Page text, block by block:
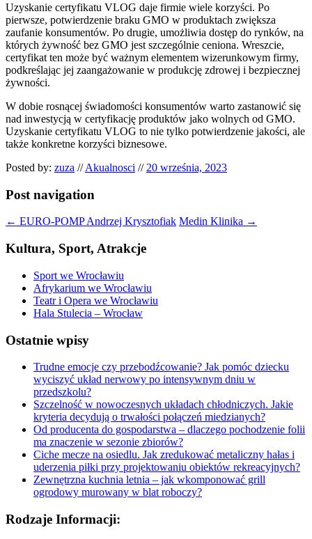
Uzyskanie certyfikatu VLOG daje firmie wiele korzyści. Po
pierwsze, potwierdzenie braku GMO w produktach zwiększa
zaufanie konsumentów. Po drugie, umożliwia dostęp do rynków, na
których żywność bez GMO jest szczególnie ceniona. Wreszcie,
certyfikat ten może być ważnym elementem wizerunkowym firmy,
podkreślając jej zaangażowanie w produkcję zdrowej i bezpiecznej
żywności.
W dobie rosnącej świadomości konsumentów warto zastanowić się
nad inwestycją w certyfikację produktów jako wolnych od GMO.
Uzyskanie certyfikatu VLOG to nie tylko potwierdzenie jakości, ale
także konkretne korzyści biznesowe.
Posted by: zuza // Akualnosci // 20 września, 2023
Post navigation
← EURO-POMP Andrzej Krysztofiak Medin Klinika →
Kultura, Sport, Atrakcje
Sport we Wrocławiu
Afrykarium we Wrocławiu
Teatr i Opera we Wrocławiu
Hala Stulecia – Wrocław
Ostatnie wpisy
Trudne emocje czy przebodźcowanie? Jak pomóc dziecku
wyciszyć układ nerwowy po intensywnym dniu w
przedszkolu?
Szczelność w nowoczesnych układach chłodniczych. Jakie
kryteria decydują o trwałości połączeń miedzianych?
Od producenta do gospodarstwa – dlaczego pochodzenie folii
ma znaczenie w sezonie zbiorów?
Ciche mecze na osiedlu. Jak zredukować metaliczny hałas i
uderzenia piłki przy projektowaniu obiektów rekreacyjnych?
Zewnętrzna kuchnia letnia – jak wkomponować grill
ogrodowy murowany w blat roboczy?
Rodzaje Informacji: